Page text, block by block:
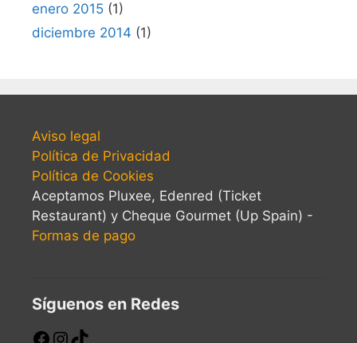
enero 2015 (1)
diciembre 2014 (1)
Aviso legal
Política de Privacidad
Política de Cookies
Aceptamos Pluxee, Edenred (Ticket
Restaurant) y Cheque Gourmet (Up Spain) -
Formas de pago
Síguenos en Redes